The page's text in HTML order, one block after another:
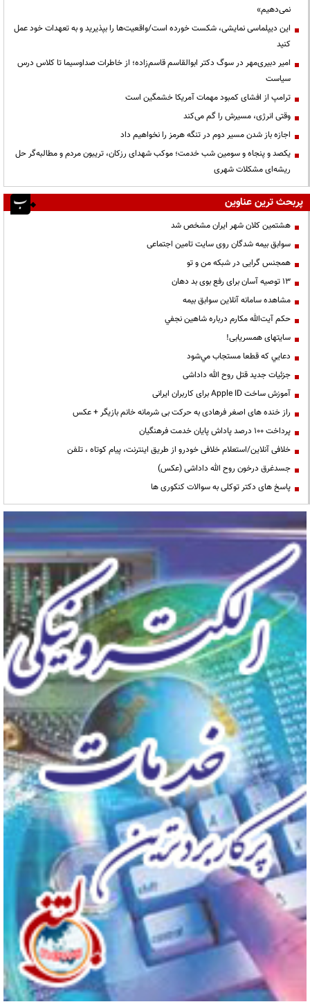
نمی‌دهیم»
این دیپلماسی نمایشی، شکست خورده است/واقعیت‌ها را بپذیرید و به تعهدات خود عمل
کنید
امیر دبیری‌مهر در سوگ دکتر ابوالقاسم قاسم‌زاده؛ از خاطرات صداوسیما تا کلاس درس
سیاست
ترامپ از افشای کمبود مهمات آمریکا خشمگین است
وقتی انرژی، مسیرش را گم می‌کند
اجازه باز شدن مسیر دوم در تنگه هرمز را نخواهیم داد
یکصد و پنجاه و سومین شب خدمت؛ موکب شهدای رزکان، تریبون مردم و مطالبه‌گر حل
ریشه‌ای مشکلات شهری
پربحث ترین عناوین
هشتمین کلان شهر ایران مشخص شد
سوابق بیمه شدگان روی سایت تامین اجتماعی
همجنس گرایی در شبکه من و تو
13 توصیه آسان برای رفع بوی بد دهان
مشاهده سامانه آنلاين سوابق بیمه
حكم آيت‌الله مكارم درباره شاهين نجفي
سایتهای همسریابی!
دعايي كه قطعا مستجاب مي‌شود
جزئیات جدید قتل روح الله داداشی
آموزش ساخت Apple ID برای کاربران ایرانی
راز خنده های اصغر فرهادی به حرکت بی شرمانه خانم بازیگر + عکس
پرداخت ۱۰۰ درصد پاداش پایان خدمت فرهنگیان
خلافی آنلاین/استعلام خلافی خودرو از طریق اینترنت، پیام کوتاه ، تلفن
جسدغرق درخون روح الله داداشی (عکس)
پاسخ های دکتر توکلی به سوالات کنکوری ها